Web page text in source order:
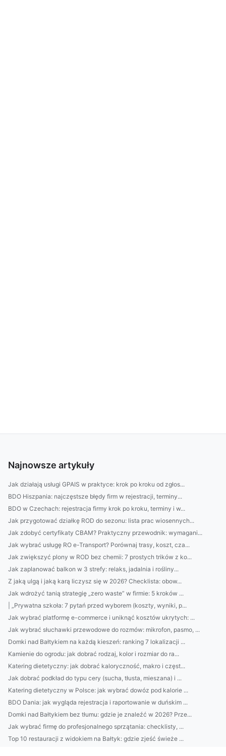
Najnowsze artykuły
Jak działają usługi GPAIS w praktyce: krok po kroku od zgłos...
BDO Hiszpania: najczęstsze błędy firm w rejestracji, terminy...
BDO w Czechach: rejestracja firmy krok po kroku, terminy i w...
Jak przygotować działkę ROD do sezonu: lista prac wiosennych...
Jak zdobyć certyfikaty CBAM? Praktyczny przewodnik: wymagani...
Jak wybrać usługę RO e-Transport? Porównaj trasy, koszt, cza...
Jak zwiększyć plony w ROD bez chemii: 7 prostych trików z ko...
Jak zaplanować balkon w 3 strefy: relaks, jadalnia i rośliny...
Z jaką ulgą i jaką karą liczysz się w 2026? Checklista: obow...
Jak wdrożyć tanią strategię „zero waste” w firmie: 5 kroków ...
| „Prywatna szkoła: 7 pytań przed wyborem (koszty, wyniki, p...
Jak wybrać platformę e-commerce i uniknąć kosztów ukrytych: ...
Jak wybrać słuchawki przewodowe do rozmów: mikrofon, pasmo, ...
Domki nad Bałtykiem na każdą kieszeń: ranking 7 lokalizacji ...
Kamienie do ogrodu: jak dobrać rodzaj, kolor i rozmiar do ra...
Katering dietetyczny: jak dobrać kaloryczność, makro i częst...
Jak dobrać podkład do typu cery (sucha, tłusta, mieszana) i ...
Katering dietetyczny w Polsce: jak wybrać dowóz pod kalorie ...
BDO Dania: jak wygląda rejestracja i raportowanie w duńskim ...
Domki nad Bałtykiem bez tłumu: gdzie je znaleźć w 2026? Prze...
Jak wybrać firmę do profesjonalnego sprzątania: checklisty, ...
Top 10 restauracji z widokiem na Bałtyk: gdzie zjeść świeże ...